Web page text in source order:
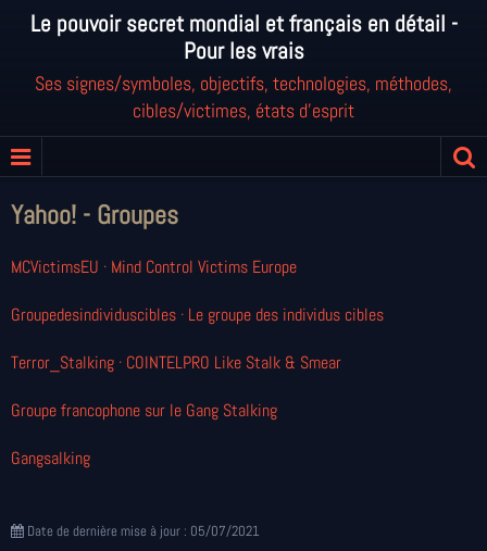
Le pouvoir secret mondial et français en détail -
Pour les vrais
Ses signes/symboles, objectifs, technologies, méthodes,
cibles/victimes, états d'esprit
Yahoo! - Groupes
MCVictimsEU · Mind Control Victims Europe
Groupedesindividuscibles · Le groupe des individus cibles
Terror_Stalking · COINTELPRO Like Stalk & Smear
Groupe francophone sur le Gang Stalking
Gangsalking
Date de dernière mise à jour : 05/07/2021